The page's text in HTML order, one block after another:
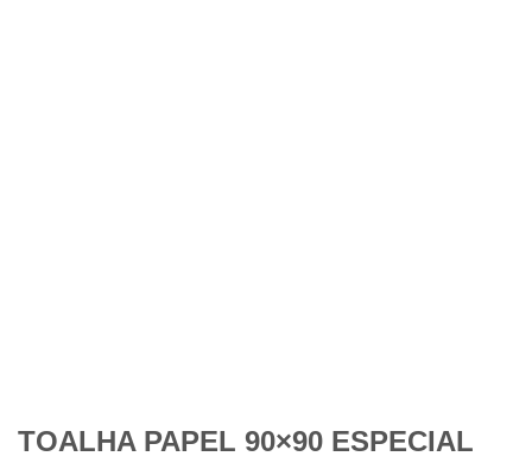
TOALHA PAPEL 90×90 ESPECIAL